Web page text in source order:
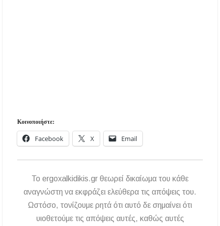
Κοινοποιήστε:
Facebook X Email
To ergoxalkidikis.gr θεωρεί δικαίωμα του κάθε
αναγνώστη να εκφράζει ελεύθερα τις απόψεις του.
Ωστόσο, τονίζουμε ρητά ότι αυτό δε σημαίνει ότι
υιοθετούμε τις απόψεις αυτές, καθώς αυτές